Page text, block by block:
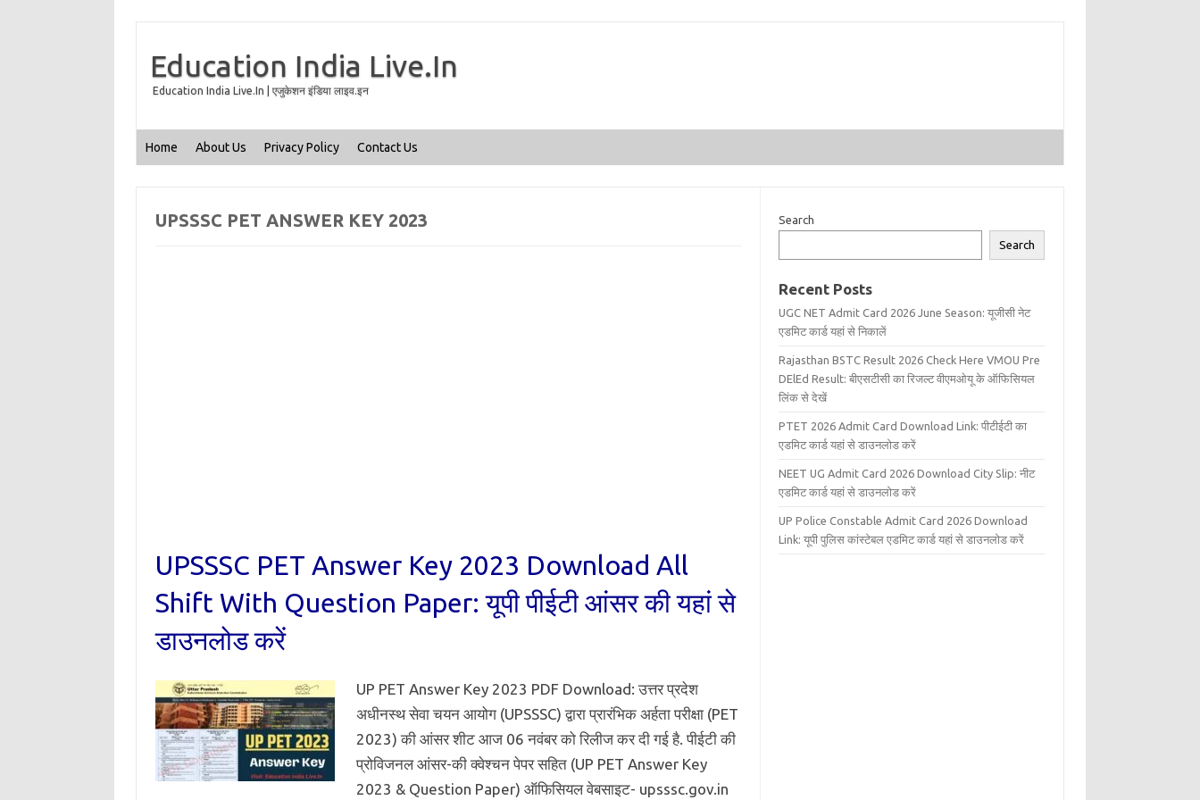
Education India Live.In
Education India Live.In | एजुकेशन इंडिया लाइव.इन
Home About Us Privacy Policy Contact Us
UPSSSC PET ANSWER KEY 2023
UPSSSC PET Answer Key 2023 Download All
Shift With Question Paper: यूपी पीईटी आंसर की यहां से
डाउनलोड करें
UP PET Answer Key 2023 PDF Download: उत्तर प्रदेश
अधीनस्थ सेवा चयन आयोग (UPSSSC) द्वारा प्रारंभिक अर्हता परीक्षा (PET
2023) की आंसर शीट आज 06 नवंबर को रिलीज कर दी गई है. पीईटी की
प्रोविजनल आंसर-की क्वेश्चन पेपर सहित (UP PET Answer Key
2023 & Question Paper) ऑफिसियल वेबसाइट- upsssc.gov.in
Search
Search
Recent Posts
UGC NET Admit Card 2026 June Season: यूजीसी नेट
एडमिट कार्ड यहां से निकालें
Rajasthan BSTC Result 2026 Check Here VMOU Pre
DElEd Result: बीएसटीसी का रिजल्ट वीएमओयू के ऑफिसियल
लिंक से देखें
PTET 2026 Admit Card Download Link: पीटीईटी का
एडमिट कार्ड यहां से डाउनलोड करें
NEET UG Admit Card 2026 Download City Slip: नीट
एडमिट कार्ड यहां से डाउनलोड करें
UP Police Constable Admit Card 2026 Download
Link: यूपी पुलिस कांस्टेबल एडमिट कार्ड यहां से डाउनलोड करें